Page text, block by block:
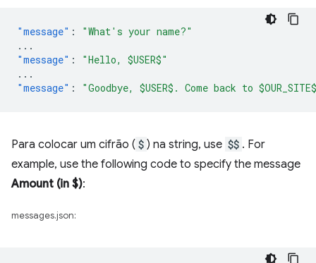
"message" :
"What's your name?"
...
"message" :
"Hello, $USER$"
...
"message" : "Goodbye, $USER$. Come back to
Para colocar um cifrão ( $ ) na string, use $$ . For
example, use the following code to specify the message
Amount (in $):
messages.json: